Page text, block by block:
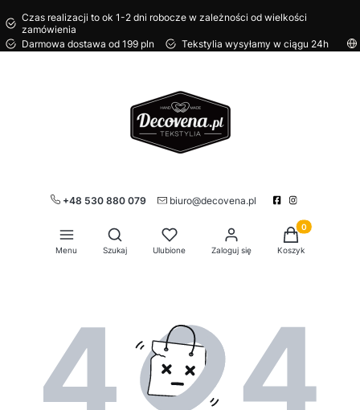
Czas realizacji to ok 1-2 dni robocze w zależności od wielkości
zamówienia
Darmowa dostawa od 199 pln
Tekstylia wysyłamy w ciągu 24h
+48 530 880 079 biuro@decovena.pl
Menu
Otwórz wyszukiwarkę
Szukaj Ulubione Zaloguj się
Produkty w
Koszyk